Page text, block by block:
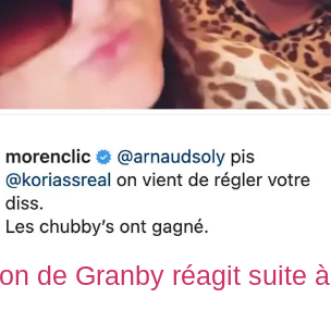
de Granby réagit suite à